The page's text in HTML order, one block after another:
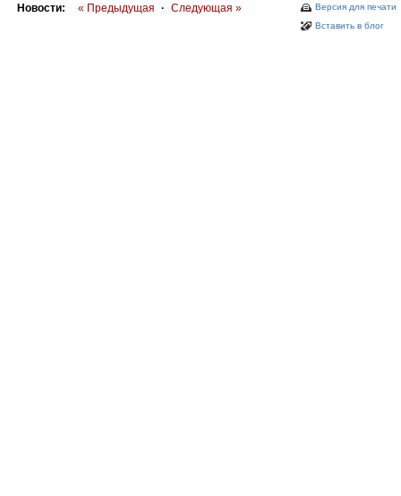
Версия для печати
Вставить в блог
Новости: « Предыдущая · Следующая »